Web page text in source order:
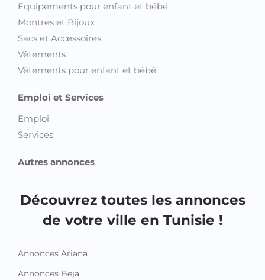
Equipements pour enfant et bébé
Montres et Bijoux
Sacs et Accessoires
Vêtements
Vêtements pour enfant et bébé
Emploi et Services
Emploi
Services
Autres annonces
Découvrez toutes les annonces
de votre ville en Tunisie !
Annonces Ariana
Annonces Beja